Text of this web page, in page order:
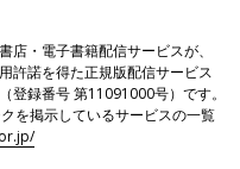
店・電子書籍配信サービスが、
許諾を得た正規版配信サービス
登録番号 第11091000号）です。
を掲示しているサービスの一覧